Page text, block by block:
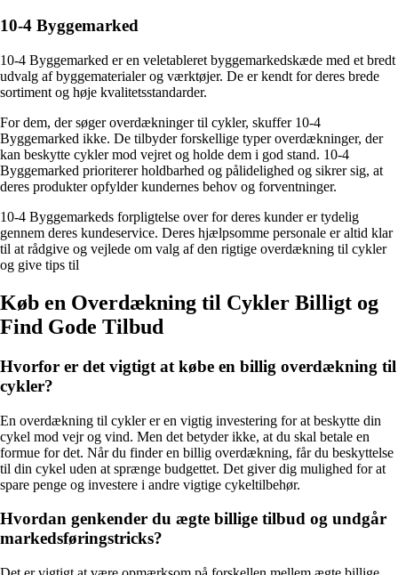
10-4 Byggemarked
10-4 Byggemarked er en veletableret byggemarkedskæde med et bredt
udvalg af byggematerialer og værktøjer. De er kendt for deres brede
sortiment og høje kvalitetsstandarder.
For dem, der søger overdækninger til cykler, skuffer 10-4
Byggemarked ikke. De tilbyder forskellige typer overdækninger, der
kan beskytte cykler mod vejret og holde dem i god stand. 10-4
Byggemarked prioriterer holdbarhed og pålidelighed og sikrer sig, at
deres produkter opfylder kundernes behov og forventninger.
10-4 Byggemarkeds forpligtelse over for deres kunder er tydelig
gennem deres kundeservice. Deres hjælpsomme personale er altid klar
til at rådgive og vejlede om valg af den rigtige overdækning til cykler
og give tips til
Køb en Overdækning til Cykler Billigt og
Find Gode Tilbud
Hvorfor er det vigtigt at købe en billig overdækning til
cykler?
En overdækning til cykler er en vigtig investering for at beskytte din
cykel mod vejr og vind. Men det betyder ikke, at du skal betale en
formue for det. Når du finder en billig overdækning, får du beskyttelse
til din cykel uden at sprænge budgettet. Det giver dig mulighed for at
spare penge og investere i andre vigtige cykeltilbehør.
Hvordan genkender du ægte billige tilbud og undgår
markedsføringstricks?